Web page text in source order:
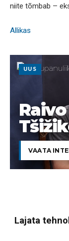
niite tõmbab –
Allikas
UUS
VAATA
Lajata